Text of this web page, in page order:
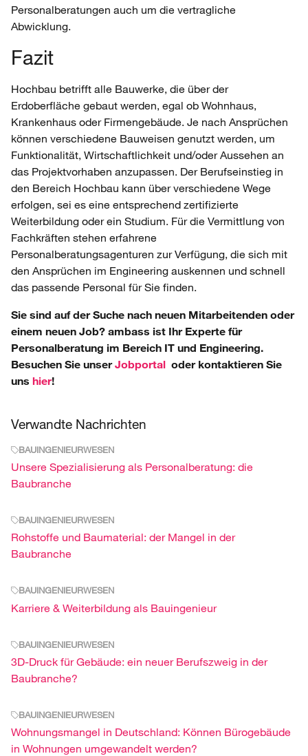
Personalberatungen auch um die vertragliche
Abwicklung.
Fazit
Hochbau betrifft alle Bauwerke, die über der
Erdoberfläche gebaut werden, egal ob Wohnhaus,
Krankenhaus oder Firmengebäude. Je nach Ansprüchen
können verschiedene Bauweisen genutzt werden, um
Funktionalität, Wirtschaftlichkeit und/oder Aussehen an
das Projektvorhaben anzupassen. Der Berufseinstieg in
den Bereich Hochbau kann über verschiedene Wege
erfolgen, sei es eine entsprechend zertifizierte
Weiterbildung oder ein Studium. Für die Vermittlung von
Fachkräften stehen erfahrene
Personalberatungsagenturen zur Verfügung, die sich mit
den Ansprüchen im Engineering auskennen und schnell
das passende Personal für Sie finden.
Sie sind auf der Suche nach neuen Mitarbeitenden oder
einem neuen Job? ambass ist Ihr Experte für
Personalberatung im Bereich IT und Engineering.
Besuchen Sie unserJobportal oder kontaktieren Sie
uns hier!
Verwandte Nachrichten
BAUINGENIEURWESEN
Unsere Spezialisierung als Personalberatung: die
Baubranche
BAUINGENIEURWESEN
Rohstoffe und Baumaterial: der Mangel in der
Baubranche
BAUINGENIEURWESEN
Karriere & Weiterbildung als Bauingenieur
BAUINGENIEURWESEN
3D-Druck für Gebäude: ein neuer Berufszweig in der
Baubranche?
BAUINGENIEURWESEN
Wohnungsmangel in Deutschland: Können Bürogebäude
in Wohnungen umgewandelt werden?